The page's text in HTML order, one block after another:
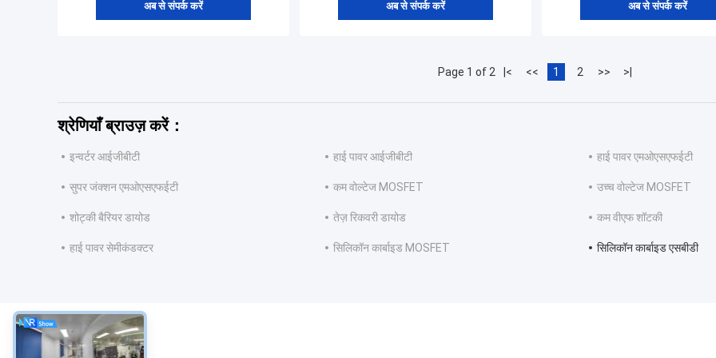
अब से संपर्क करें अब से संपर्क करें अब से संपर्क करें
Page 1 of 2 |< << 1 2 >> >|
श्रेणियाँ ब्राउज़ करें：
इन्वर्टर आईजीबीटी हाई पावर आईजीबीटी हाई पावर एमओएसएफईटी
सुपर जंक्शन एमओएसएफईटी कम वोल्टेज MOSFET उच्च वोल्टेज MOSFET
शोट्की बैरियर डायोड तेज़ रिकवरी डायोड कम वीएफ शॉटकी
हाई पावर सेमीकंडक्टर सिलिकॉन कार्बाइड MOSFET सिलिकॉन कार्बाइड एसबीडी